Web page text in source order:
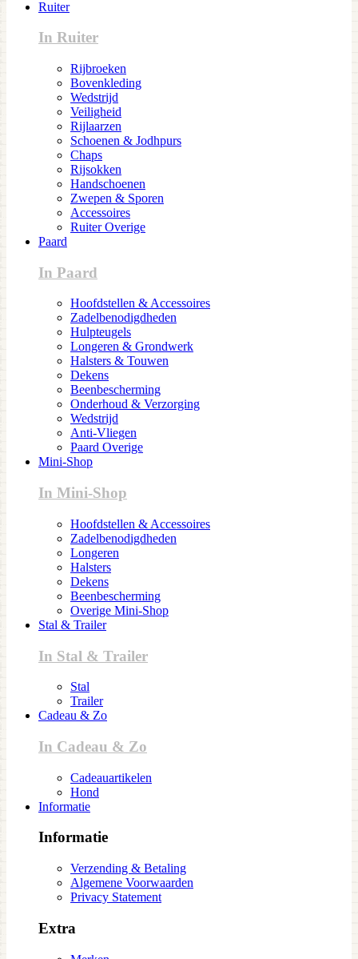
Ruiter
In Ruiter
Rijbroeken
Bovenkleding
Wedstrijd
Veiligheid
Rijlaarzen
Schoenen & Jodhpurs
Chaps
Rijsokken
Handschoenen
Zwepen & Sporen
Accessoires
Ruiter Overige
Paard
In Paard
Hoofdstellen & Accessoires
Zadelbenodigdheden
Hulpteugels
Longeren & Grondwerk
Halsters & Touwen
Dekens
Beenbescherming
Onderhoud & Verzorging
Wedstrijd
Anti-Vliegen
Paard Overige
Mini-Shop
In Mini-Shop
Hoofdstellen & Accessoires
Zadelbenodigdheden
Longeren
Halsters
Dekens
Beenbescherming
Overige Mini-Shop
Stal & Trailer
In Stal & Trailer
Stal
Trailer
Cadeau & Zo
In Cadeau & Zo
Cadeauartikelen
Hond
Informatie
Informatie
Verzending & Betaling
Algemene Voorwaarden
Privacy Statement
Extra